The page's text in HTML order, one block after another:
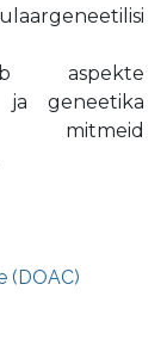
aspekte
ja geneetika
mitmeid
(DOAC)